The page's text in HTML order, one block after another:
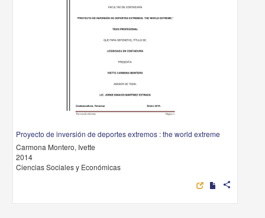
Proyecto de inversión de deportes extremos : the world extreme
Carmona Montero, Ivette
2014
Ciencias Sociales y Económicas
share